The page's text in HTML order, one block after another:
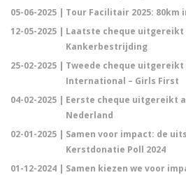
05-06-2025 | Tour Facilitair 2025: 80km
12-05-2025 | Laatste cheque uitgereikt
Kankerbestrijding
25-02-2025 | Tweede cheque uitgereikt
International – Girls First
04-02-2025 | Eerste cheque uitgereikt
Nederland
02-01-2025 | Samen voor impact: de
Kerstdonatie Poll 2024
01-12-2024 | Samen kiezen we voor